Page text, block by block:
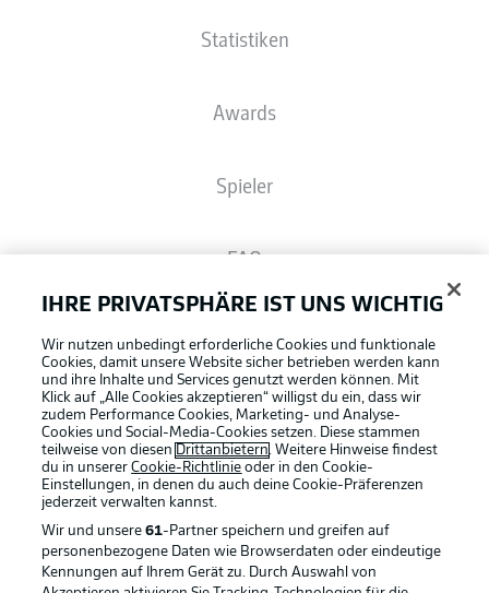
Statistiken
Awards
Spieler
FAQ
Bundesliga App
Fantasy Manager
#BundesligaWIRKT
IHRE PRIVATSPHÄRE IST UNS WICHTIG
Wir nutzen unbedingt erforderliche Cookies und funktionale
Cookies, damit unsere Website sicher betrieben werden kann
und ihre Inhalte und Services genutzt werden können. Mit
Klick auf „Alle Cookies akzeptieren“ willigst du ein, dass wir
zudem Performance Cookies, Marketing- und Analyse-
Cookies und Social-Media-Cookies setzen. Diese stammen
teilweise von diesen Drittanbietern. Weitere Hinweise findest
du in unsererCookie-Richtlinie oder in den Cookie-
Einstellungen, in denen du auch deine Cookie-Präferenzen
jederzeit verwalten kannst.
Wir und unsere61-Partner speichern und greifen auf
personenbezogene Daten wie Browserdaten oder eindeutige
Kennungen auf Ihrem Gerät zu. Durch Auswahl von